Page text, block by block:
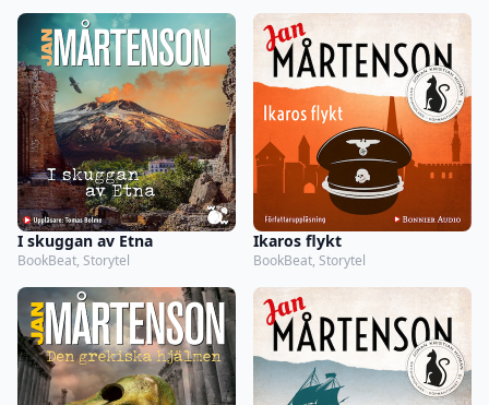
I skuggan av Etna
BookBeat, Storytel
Ikaros flykt
BookBeat, Storytel